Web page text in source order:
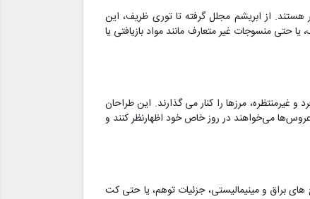
از ابریشم مجلل گرفته تا توری ظریف، این
حتی منسوجات غیر متعارف مانند مواد بازیافتی یا
مرزها را کنار می گذارند. این طراحان
می‌خواهند در روز خاص خود اظهارنظر کنند و
براق و مینیمالیستی، جزئیات توهم، یا حتی کت